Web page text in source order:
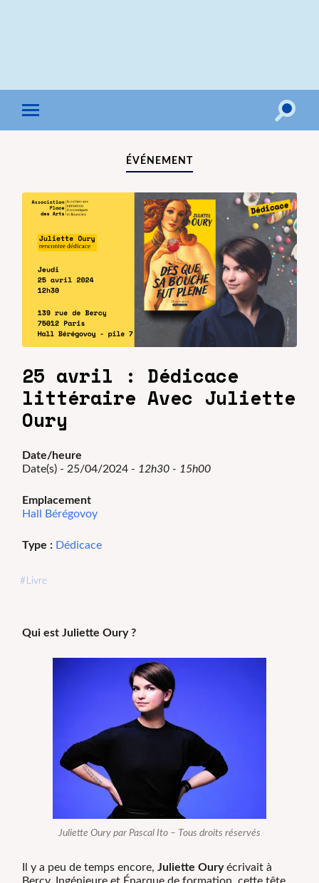
mobile
Toggle
25 avril : Dédicace
littéraire Avec Juliette
Oury
Date/heure
Date(s) - 25/04/2024 - 12h30 - 15h00
Emplacement
Hall Bérégovoy
Type : Dédicace
Livre
Qui est Juliette Oury ?
Juliette Oury par Pascal Ito – Tous droits réservés
Il y a peu de temps encore,Juliette Ouryécrivait à